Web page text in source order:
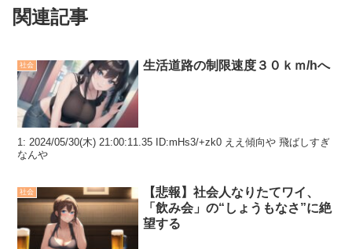
関連記事
社会 生活道路の制限速度３０ｋｍ/hへ
1: 2024/05/30(木) 21:00:11.35 ID:mHs3/+zk0 ええ傾向や 飛ばしすぎ
なんや
社会
【悲報】社会人なりたてワイ、
「飲み会」の“しょうもなさ”に絶
望する